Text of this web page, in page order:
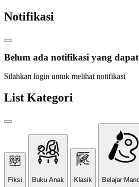
Notifikasi
Belum ada notifikasi yang
Silahkan login untuk melihat notifikasi
List Kategori
Fiksi Buku Anak Klasik Belajar